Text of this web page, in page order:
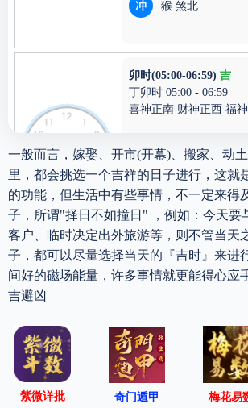
冲 猴 煞北
卯时(05:00-06:59) 吉
丁卯时 05:00 - 06:59
喜神正南 财神正西 福
宜 无
忌 诸事不宜
冲 鸡 煞西
辰时(07:00-08:59) 凶
宜
结婚、出行、交
纳财
忌 赴任、诉讼、祈
一般而言，嫁娶、开市(开幕)、搬家、动
里，都会挑选一个吉祥的日子进行，这就
的功能，但生活中有些事情，不一定来得
子，所谓"择日不如撞日" ，例如：今天要
客户、临时决定出外旅游等，则不管当天
子，都可以尽量选择当天的『吉时』来进
间好的磁场能量，许多事情就更能得心应
吉避凶
紫微详批 奇门遁甲 梅花易